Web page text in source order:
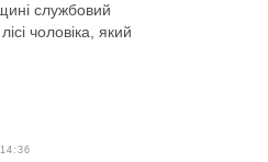
службовий
чоловіка, який